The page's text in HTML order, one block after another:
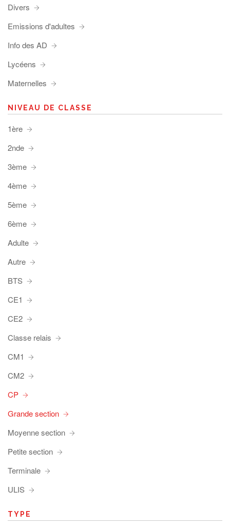
Divers
Emissions d'adultes
Info des AD
Lycéens
Maternelles
NIVEAU DE CLASSE
1ère
2nde
3ème
4ème
5ème
6ème
Adulte
Autre
BTS
CE1
CE2
Classe relais
CM1
CM2
CP
Grande section
Moyenne section
Petite section
Terminale
ULIS
TYPE